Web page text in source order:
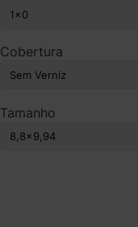
Cobertura
Tamanho